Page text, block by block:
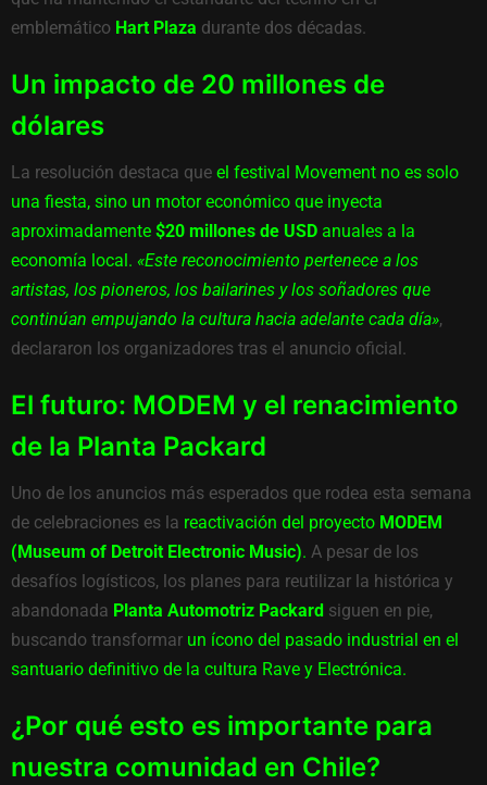
emblemático Hart Plaza durante dos décadas.
Un impacto de 20 millones de
dólares
La resolución destaca que el festival Movement no es solo
una fiesta, sino un motor económico que inyecta
aproximadamente $20 millones de USD anuales a la
economía local. «Este reconocimiento pertenece a los
artistas, los pioneros, los bailarines y los soñadores que
continúan empujando la cultura hacia adelante cada día»,
declararon los organizadores tras el anuncio oficial.
El futuro: MODEM y el renacimiento
de la Planta Packard
Uno de los anuncios más esperados que rodea esta semana
de celebraciones es la reactivación del proyecto MODEM
(Museum of Detroit Electronic Music). A pesar de los
desafíos logísticos, los planes para reutilizar la histórica y
abandonada Planta Automotriz Packard siguen en pie,
buscando transformar un ícono del pasado industrial en el
santuario definitivo de la cultura Rave y Electrónica.
¿Por qué esto es importante para
nuestra comunidad en Chile?